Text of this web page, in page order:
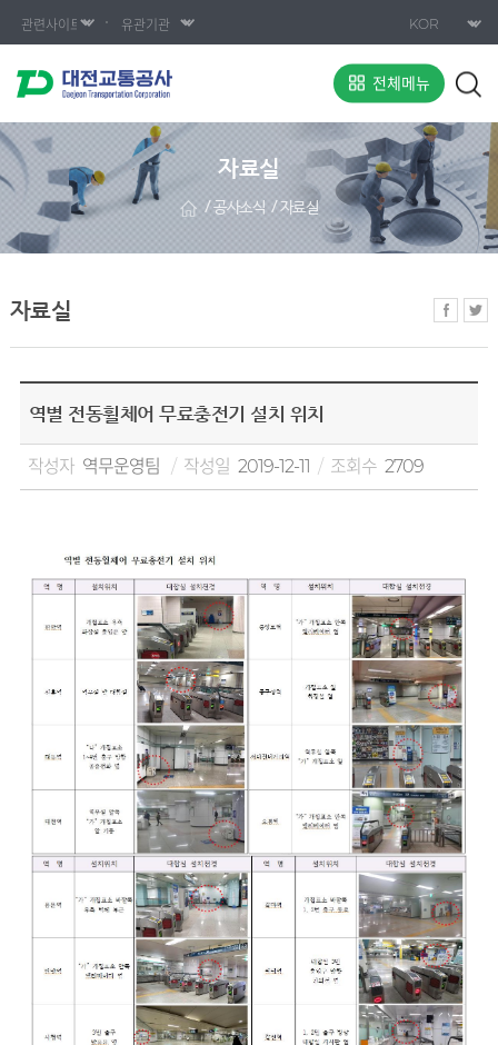
전체메뉴
자료실
공사소식 자료실
자료실
역별 전동휠체어 무료충전기 설치 위치
작성자 역무운영팀 작성일 2019-12-11 조회수 2709